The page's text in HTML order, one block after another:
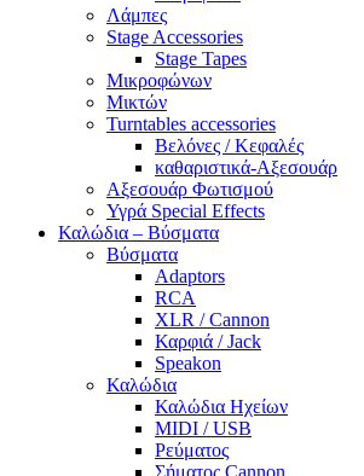
Λάμπες
Stage Accessories
Stage Tapes
Μικροφώνων
Μικτών
Turntables accessories
Βελόνες / Κεφαλές
καθαριστικά-Αξεσουάρ
Αξεσουάρ Φωτισμού
Υγρά Special Effects
Καλώδια – Βύσματα
Βύσματα
Adaptors
RCA
XLR / Cannon
Καρφιά / Jack
Speakon
Καλώδια
Καλώδια Ηχείων
MIDI / USB
Ρεύματος
Σήματος Cannon